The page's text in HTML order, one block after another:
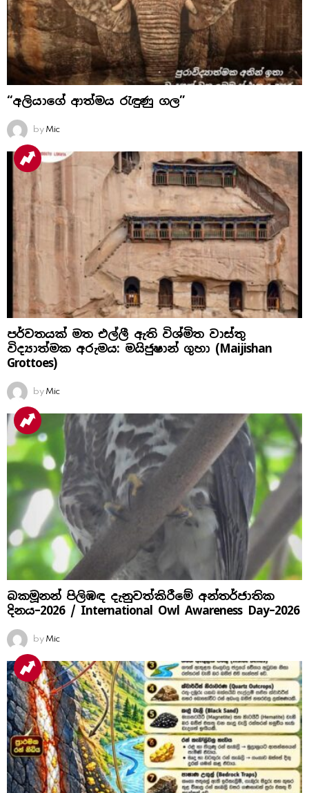
“අලියාගේ ආත්මය රැඳුණු ගල”
by Mic
පර්වතයක් මත එල්ලී ඇති විශ්මිත වාස්තු
විද්‍යාත්මක අරුමය: මයිජුෂාන් ගුහා (Maijishan
Grottoes)
by Mic
බකමූනන් පිලිඹඳ දැනුවත්කිරීමේ අන්තර්ජාතික
දිනය​–2026 / International Owl Awareness Day–2026
by Mic